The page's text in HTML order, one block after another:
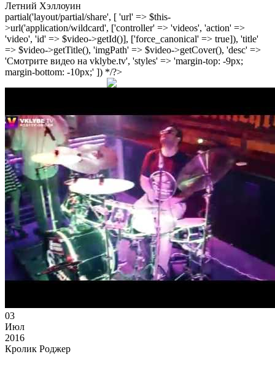
Летний Хэллоуин
partial('layout/partial/share', [ 'url' => $this-
>url('application/wildcard', ['controller' => 'videos', 'action' =>
'video', 'id' => $video->getId()], ['force_canonical' => true]), 'title'
=> $video->getTitle(), 'imgPath' => $video->getCover(), 'desc' =>
'Смотрите видео на vklybe.tv', 'styles' => 'margin-top: -9px;
margin-bottom: -10px;' ]) */?>
03
Июл
2016
Кролик Роджер